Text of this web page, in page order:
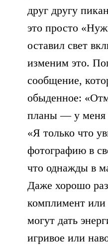
друг другу
это просто
оставил свет
изменим это.
сообщение,
обыденное:
планы — у меня
«Я только что
фотографию в
что однажды в
Даже хорошо
комплимент или
могут дать
игривое или